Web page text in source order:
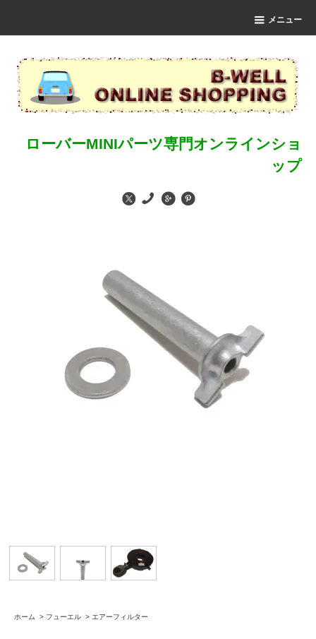
メニュー
ローバーMINIパーツ専門オンラインショ
ップ
ホーム > フューエル > エアーフィルター